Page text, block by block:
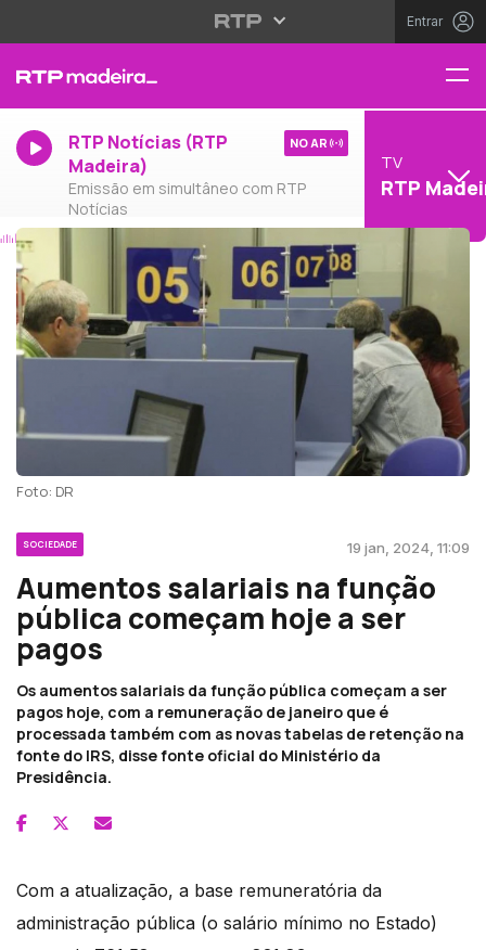
Entrar
RTP Notícias (RTP
Madeira)
Emissão em simultâneo com RTP
Notícias
NO AR
TV
RTP
Foto: DR
SOCIEDADE 19 jan, 2024, 11:09
Aumentos salariais na função
pública começam hoje a ser
pagos
Os aumentos salariais da função pública começam a ser
pagos hoje, com a remuneração de janeiro que é
processada também com as novas tabelas de retenção na
fonte do IRS, disse fonte oficial do Ministério da
Presidência.
Com a atualização, a base remuneratória da
administração pública (o salário mínimo no Estado)